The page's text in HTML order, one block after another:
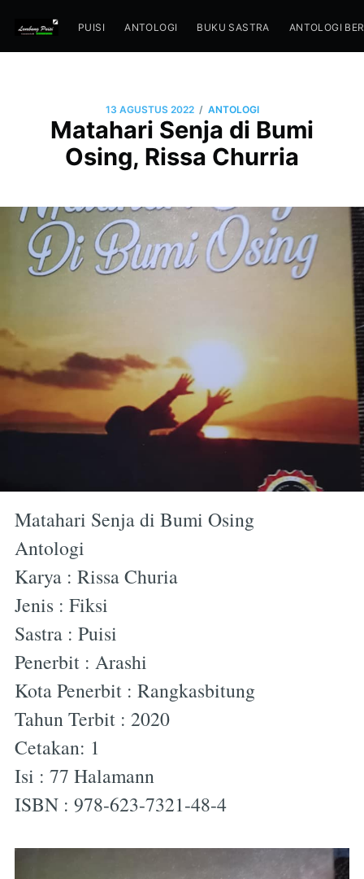
PUISI ANTOLOGI BUKU SASTRA ANTOLOGI
13 AGUSTUS 2022 / ANTOLOGI
Matahari Senja di Bumi
Osing, Rissa Churria
Matahari Senja di Bumi Osing
Antologi
Karya : Rissa Churia
Jenis : Fiksi
Sastra : Puisi
Penerbit : Arashi
Kota Penerbit : Rangkasbitung
Tahun Terbit : 2020
Cetakan: 1
Isi : 77 Halamann
ISBN : 978-623-7321-48-4